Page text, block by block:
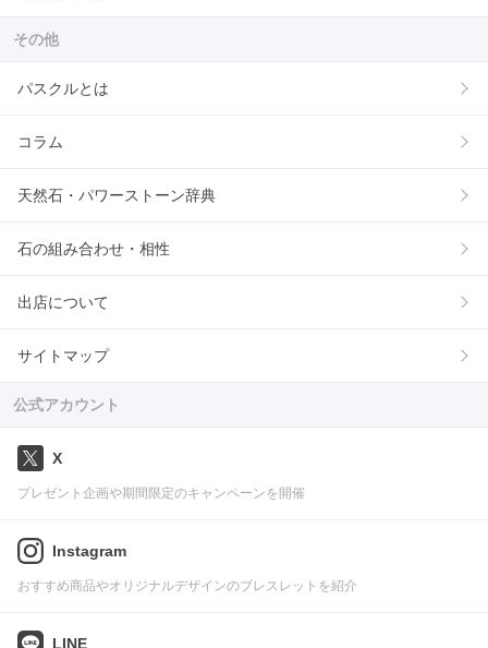
その他
パスクルとは
コラム
天然石・パワーストーン辞典
石の組み合わせ・相性
出店について
サイトマップ
公式アカウント
X
プレゼント企画や期間限定のキャンペーンを開催
Instagram
おすすめ商品やオリジナルデザインのブレスレットを紹介
LINE